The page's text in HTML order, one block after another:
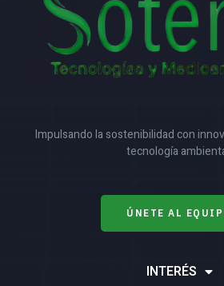
Impulsando la sostenibilidad con
tecnología
ÚNETE AL
INTERÉS